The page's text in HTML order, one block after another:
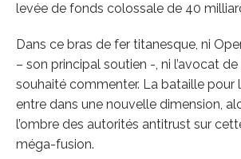
levée de fonds colossale de 40
Dans ce bras de fer titanesque, ni
– son principal soutien -, ni l’avocat de
souhaité commenter. La bataille pour
entre dans une nouvelle dimension,
l’ombre des autorités antitrust sur
méga-fusion.